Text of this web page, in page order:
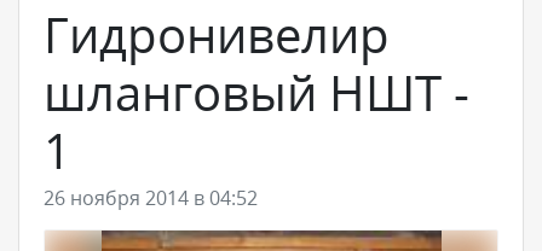
Гидронивелир
шланговый НШТ -
1
26 ноября 2014 в 04:52